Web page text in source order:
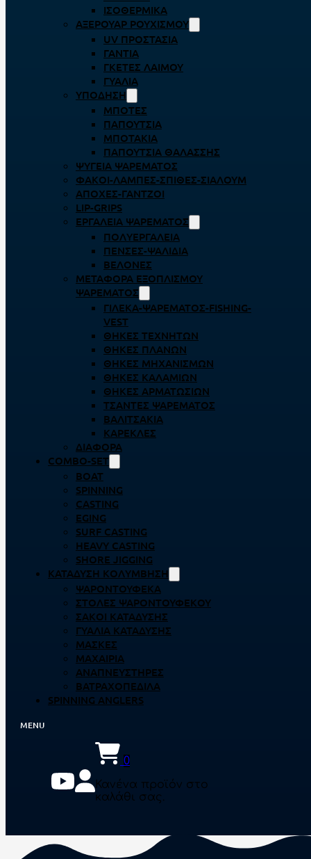
ΙΣΟΘΕΡΜΙΚΆ
ΑΞΕΡΟΥΆΡ ΡΟΥΧΙΣΜΟΎ
UV ΠΡΟΣΤΑΣΊΑ
ΓΆΝΤΙΑ
ΓΚΈΤΕΣ ΛΑΊΜΟΥ
ΓΥΑΛΙΆ
ΥΠΌΔΗΣΗ
ΜΠΌΤΕΣ
ΠΑΠΟΎΤΣΙΑ
ΜΠΟΤΆΚΙΑ
ΠΑΠΟΎΤΣΙΑ ΘΑΛΆΣΣΗΣ
ΨΥΓΕΊΑ ΨΑΡΈΜΑΤΟΣ
ΦΑΚΟΊ-ΛΆΜΠΕΣ-ΣΠΊΘΕΣ-ΣΊΑΛΟΥΜ
ΑΠΌΧΕΣ-ΓΆΝΤΖΟΙ
LIP-GRIPS
EΡΓΑΛΕΊΑ ΨΑΡΈΜΑΤΟΣ
ΠΟΛΥΕΡΓΑΛΕΊΑ
ΠΈΝΣΕΣ-ΨΑΛΊΔΙΑ
ΒΕΛΌΝΕΣ
ΜΕΤΑΦΟΡΆ ΕΞΟΠΛΙΣΜΟΎ
ΨΑΡΈΜΑΤΟΣ
ΓΙΛΈΚΑ-ΨΑΡΈΜΑΤΟΣ-FISHING-
VEST
ΘΉΚΕΣ ΤΕΧΝΗΤΏΝ
ΘΉΚΕΣ ΠΛΆΝΩΝ
ΘΉΚΕΣ ΜΗΧΑΝΙΣΜΏΝ
ΘΉΚΕΣ ΚΑΛΑΜΙΏΝ
ΘΉΚΕΣ ΑΡΜΑΤΩΣΙΏΝ
ΤΣΆΝΤΕΣ ΨΑΡΈΜΑΤΟΣ
ΒΑΛΙΤΣΆΚΙΑ
ΚΑΡΈΚΛΕΣ
ΔΙΆΦΟΡΑ
COMBO-SET
BOAT
SPINNING
CASTING
EGING
SURF CASTING
HEAVY CASTING
SHORE JIGGING
ΚΑΤΆΔΥΣΗ ΚΟΛΎΜΒΗΣΗ
ΨΑΡΟΝΤΟΎΦΕΚΑ
ΣΤΟΛΈΣ ΨΑΡΟΝΤΟΎΦΕΚΟΥ
ΣΆΚΟΙ ΚΑΤΆΔΥΣΗΣ
ΓΥΑΛΙΆ ΚΑΤΆΔΥΣΗΣ
ΜΆΣΚΕΣ
ΜΑΧΑΊΡΙΑ
ΑΝΑΠΝΕΥΣΤΉΡΕΣ
ΒΑΤΡΑΧΟΠΈΔΙΛΑ
SPINNING ANGLERS
0
Κανένα προϊόν στο
καλάθι σας.